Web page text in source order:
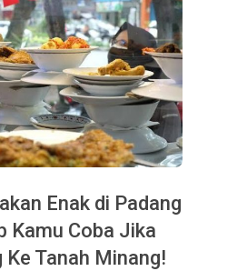
Enak di Padang
Kamu Coba Jika
Ke Tanah Minang!